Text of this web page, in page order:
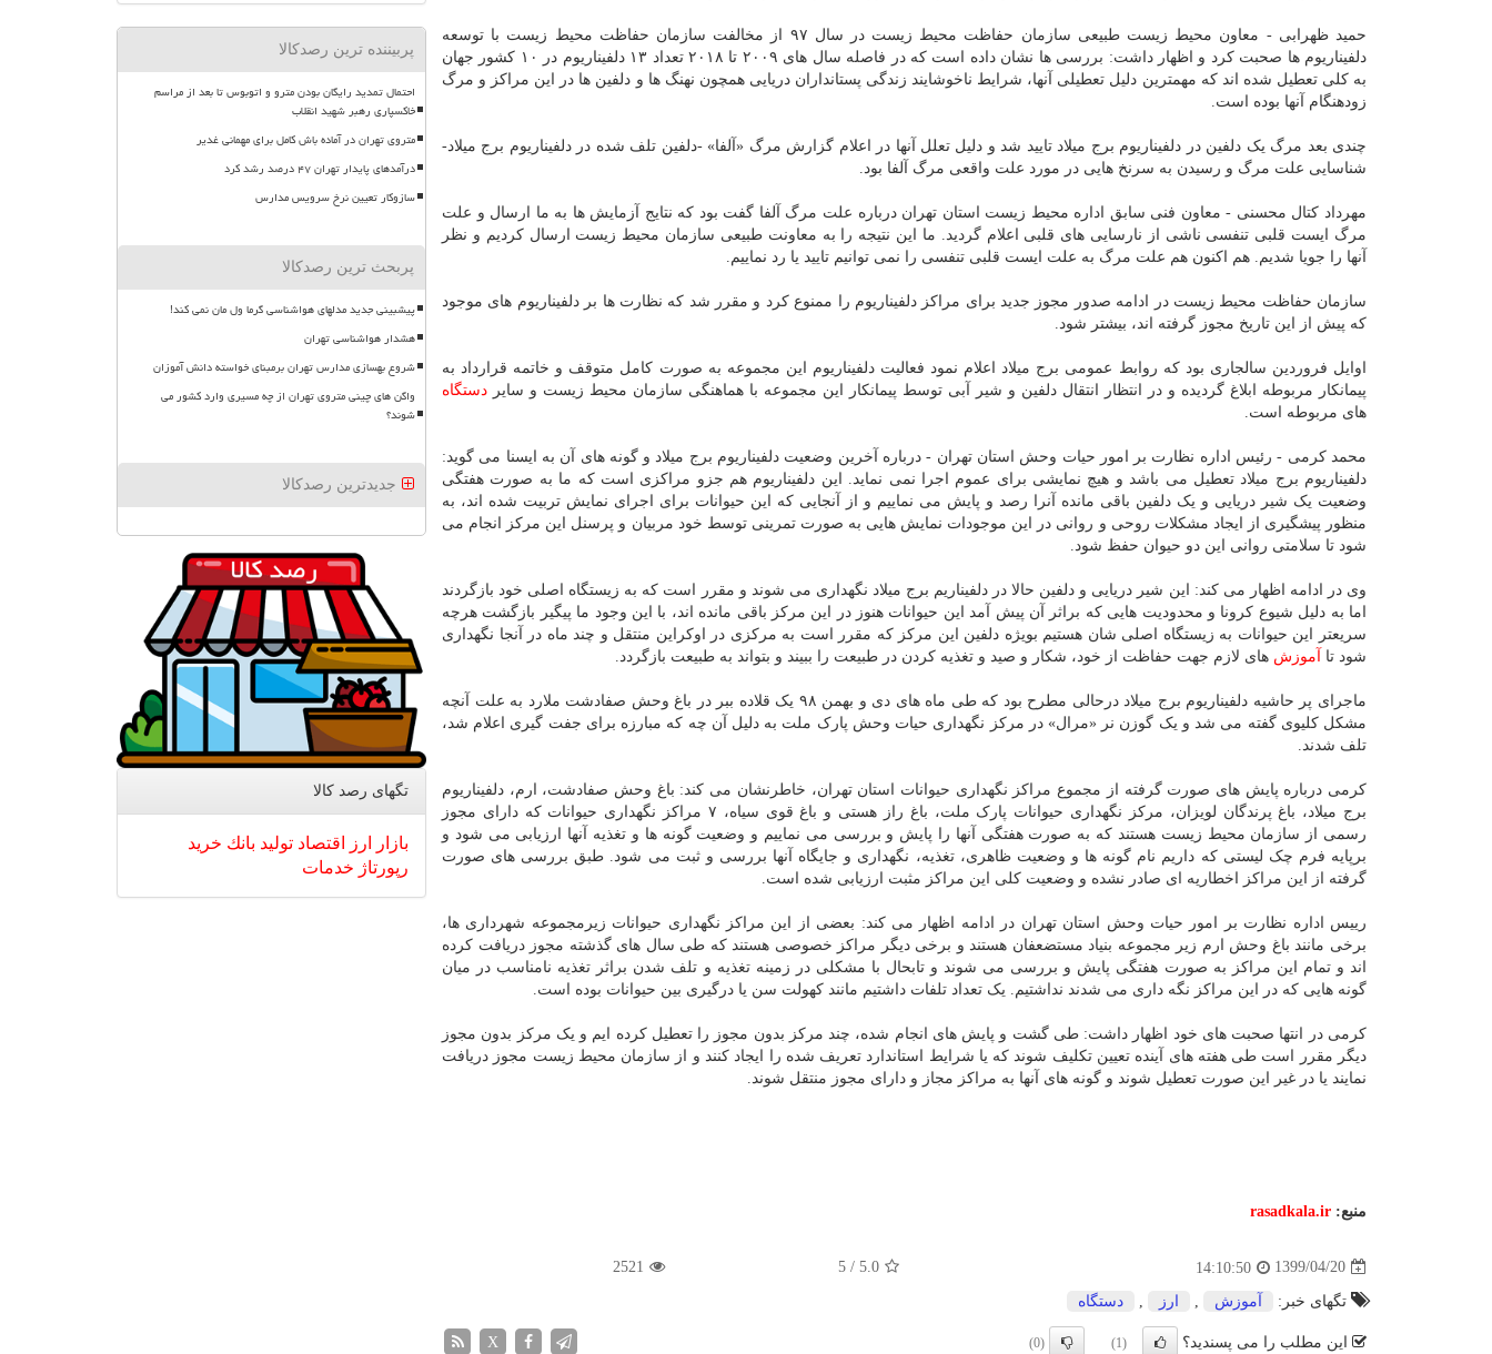
حمید ظهرابی - معاون محیط زیست طبیعی سازمان حفاظت محیط زیست در سال ۹۷ از مخالفت سازمان حفاظت محیط زیست با توسعه
دلفیناریوم ها صحبت کرد و اظهار داشت: بررسی ها نشان داده است که در فاصله سال های ۲۰۰۹ تا ۲۰۱۸ تعداد ۱۳ دلفیناریوم در ۱۰ کشور جهان
به کلی تعطیل شده اند که مهمترین دلیل تعطیلی آنها، شرایط ناخوشایند زندگی پستانداران دریایی همچون نهنگ ها و دلفین ها در این مراکز و مرگ
زودهنگام آنها بوده است.
چندی بعد مرگ یک دلفین در دلفیناریوم برج میلاد تایید شد و دلیل تعلل آنها در اعلام گزارش مرگ «آلفا» -دلفین تلف شده در دلفیناریوم برج میلاد-
شناسایی علت مرگ و رسیدن به سرنخ هایی در مورد علت واقعی مرگ آلفا بود.
مهرداد کتال محسنی - معاون فنی سابق اداره محیط زیست استان تهران درباره علت مرگ آلفا گفت بود که نتایج آزمایش ها به ما ارسال و علت
مرگ ایست قلبی تنفسی ناشی از نارسایی های قلبی اعلام گردید. ما این نتیجه را به معاونت طبیعی سازمان محیط زیست ارسال کردیم و نظر
آنها را جویا شدیم. هم اکنون هم علت مرگ به علت ایست قلبی تنفسی را نمی توانیم تایید یا رد نماییم.
سازمان حفاظت محیط زیست در ادامه صدور مجوز جدید برای مراکز دلفیناریوم را ممنوع کرد و مقرر شد که نظارت ها بر دلفیناریوم های موجود
که پیش از این تاریخ مجوز گرفته اند، بیشتر شود.
اوایل فروردین سالجاری بود که روابط عمومی برج میلاد اعلام نمود فعالیت دلفیناریوم این مجموعه به صورت کامل متوقف و خاتمه قرارداد به
پیمانکار مربوطه ابلاغ گردیده و در انتظار انتقال دلفین و شیر آبی توسط پیمانکار این مجموعه با هماهنگی سازمان محیط زیست و سایر دستگاه
های مربوطه است.
محمد کرمی - رئیس اداره نظارت بر امور حیات وحش استان تهران - درباره آخرین وضعیت دلفیناریوم برج میلاد و گونه های آن به ایسنا می گوید:
دلفیناریوم برج میلاد تعطیل می باشد و هیچ نمایشی برای عموم اجرا نمی نماید. این دلفیناریوم هم جزو مراکزی است که ما به صورت هفتگی
وضعیت یک شیر دریایی و یک دلفین باقی مانده آنرا رصد و پایش می نماییم و از آنجایی که این حیوانات برای اجرای نمایش تربیت شده اند، به
منظور پیشگیری از ایجاد مشکلات روحی و روانی در این موجودات نمایش هایی به صورت تمرینی توسط خود مربیان و پرسنل این مرکز انجام می
شود تا سلامتی روانی این دو حیوان حفظ شود.
وی در ادامه اظهار می کند: این شیر دریایی و دلفین حالا در دلفیناریم برج میلاد نگهداری می شوند و مقرر است که به زیستگاه اصلی خود بازگردند
اما به دلیل شیوع کرونا و محدودیت هایی که براثر آن پیش آمد این حیوانات هنوز در این مرکز باقی مانده اند، با این وجود ما پیگیر بازگشت هرچه
سریعتر این حیوانات به زیستگاه اصلی شان هستیم بویژه دلفین این مرکز که مقرر است به مرکزی در اوکراین منتقل و چند ماه در آنجا نگهداری
شود تا
آموزش های لازم جهت حفاظت از خود، شکار و صید و تغذیه کردن در طبیعت را ببیند و بتواند به طبیعت بازگردد.
ماجرای پر حاشیه دلفیناریوم برج میلاد درحالی مطرح بود که طی ماه های دی و بهمن ۹۸ یک قلاده ببر در باغ وحش صفادشت ملارد به علت آنچه
مشکل کلیوی گفته می شد و یک گوزن نر «مرال» در مرکز نگهداری حیات وحش پارک ملت به دلیل آن چه که مبارزه برای جفت گیری اعلام شد،
تلف شدند.
کرمی درباره پایش های صورت گرفته از مجموع مراکز نگهداری حیوانات استان تهران، خاطرنشان می کند: باغ وحش صفادشت، ارم، دلفیناریوم
برج میلاد، باغ پرندگان لویزان، مرکز نگهداری حیوانات پارک ملت، باغ راز هستی و باغ قوی سیاه، ۷ مراکز نگهداری حیوانات که دارای مجوز
رسمی از سازمان محیط زیست هستند که به صورت هفتگی آنها را پایش و بررسی می نماییم و وضعیت گونه ها و تغذیه آنها ارزیابی می شود و
برپایه فرم چک لیستی که داریم نام گونه ها و وضعیت ظاهری، تغذیه، نگهداری و جایگاه آنها بررسی و ثبت می شود. طبق بررسی های صورت
گرفته از این مراکز اخطاریه ای صادر نشده و وضعیت کلی این مراکز مثبت ارزیابی شده است.
رییس اداره نظارت بر امور حیات وحش استان تهران در ادامه اظهار می کند: بعضی از این مراکز نگهداری حیوانات زیرمجموعه شهرداری ها،
برخی مانند باغ وحش ارم زیر مجموعه بنیاد مستضعفان هستند و برخی دیگر مراکز خصوصی هستند که طی سال های گذشته مجوز دریافت کرده
اند و تمام این مراکز به صورت هفتگی پایش و بررسی می شوند و تابحال با مشکلی در زمینه تغذیه و تلف شدن براثر تغذیه نامناسب در میان
گونه هایی که در این مراکز نگه داری می شدند نداشتیم. یک تعداد تلفات داشتیم مانند کهولت سن یا درگیری بین حیوانات بوده است.
کرمی در انتها صحبت های خود اظهار داشت: طی گشت و پایش های انجام شده، چند مرکز بدون مجوز را تعطیل کرده ایم و یک مرکز بدون مجوز
دیگر مقرر است طی هفته های آینده تعیین تکلیف شوند که یا شرایط استاندارد تعریف شده را ایجاد کنند و از سازمان محیط زیست مجوز دریافت
نمایند یا در غیر این صورت تعطیل شوند و گونه های آنها به مراکز مجاز و دارای مجوز منتقل شوند.
منبع: rasadkala.ir
1399/04/20
14:10:50
5.0
/
5
2521
تگهای خبر: آموزش ارز دستگاه
این مطلب را می پسندید؟ (1)
(0)
X
پربیننده ترین رصدکالا
احتمال تمدید رایگان بودن مترو و اتوبوس تا بعد از مراسم
خاکسپاری رهبر شهید انقلاب
متروی تهران در آماده باش کامل برای مهمانی غدیر
درآمدهای پایدار تهران ۴۷ درصد رشد کرد
سازوکار تعیین نرخ سرویس مدارس
پربحث ترین رصدکالا
پیشبینی جدید مدلهای هواشناسی گرما ول مان نمی کند!
هشدار هواشناسی تهران
شروع بهسازی مدارس تهران برمبنای خواسته دانش آموزان
واگن های چینی متروی تهران از چه مسیری وارد کشور می
شوند؟
جدیدترین رصدکالا
تگهای رصد كالا
بازار ارز اقتصاد تولید بانك خرید
رپورتاژ خدمات